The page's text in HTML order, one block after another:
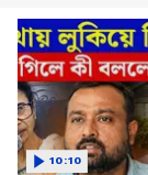
10:10